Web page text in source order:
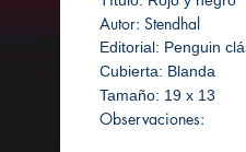
Autor: Stendhal
Editorial: Penguin
Cubierta: Blanda
Tamaño: 19 x 13
Observaciones: